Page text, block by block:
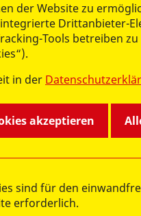
und Krippen
Erziehung
der Website zu
Drittanbieter-
Tools betreiben
in der
akzeptieren
sind für den
erforderlich.